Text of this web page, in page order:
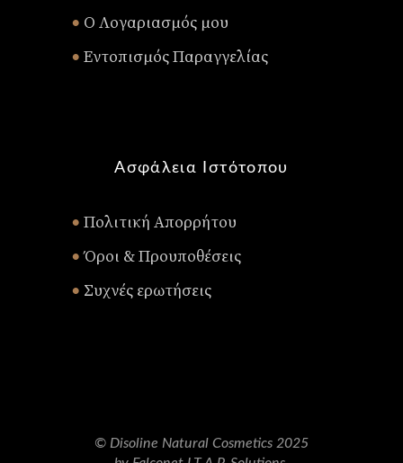
• Ο Λογαριασμός μου
• Εντοπισμός Παραγγελίας
Ασφάλεια Ιστότοπου
• Πολιτική Απορρήτου
• Όροι & Προυποθέσεις
• Συχνές ερωτήσεις
© Disoline Natural Cosmetics 2025